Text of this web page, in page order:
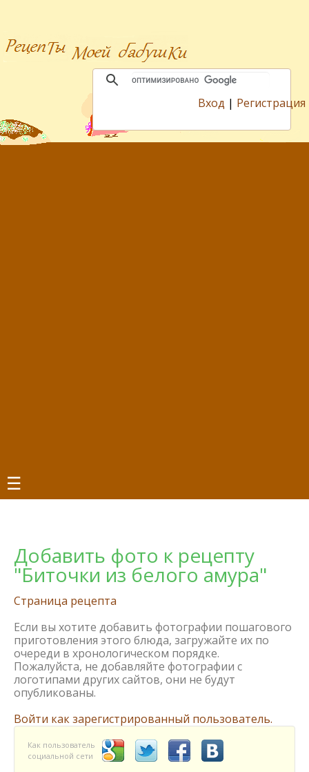
Вход | Регистрация
☰
Добавить фото к рецепту
"Биточки из белого амура"
Страница рецепта
Если вы хотите добавить фотографии пошагового
приготовления этого блюда, загружайте их по
очереди в хронологическом порядке.
Пожалуйста, не добавляйте фотографии с
логотипами других сайтов, они не будут
опубликованы.
Войти как зарегистрированный пользователь.
Как пользователь
социальной сети